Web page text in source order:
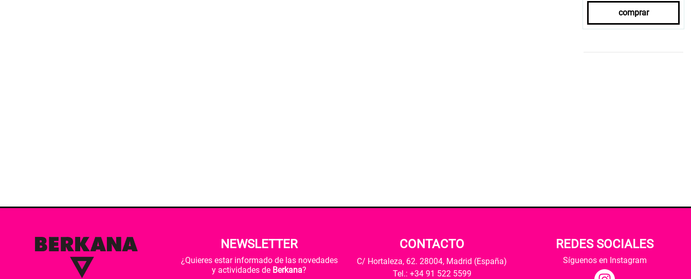
comprar
NEWSLETTER
¿Quieres estar informado de las novedades
y actividades de Berkana?
CONTACTO
C/ Hortaleza, 62. 28004, Madrid (España)
Tel.: +34 91 522 5599
REDES SOCIALES
Síguenos en Instagram